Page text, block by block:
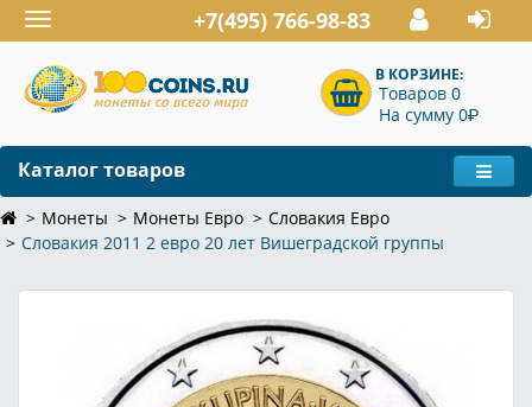
Toggle
navigation
+7(495) 766-98-83
В КОРЗИНЕ:
Товаров 0
На сумму 0P
Каталог товаров
Монеты Монеты Евро
Словакия Евро
Словакия 2011 2 евро 20 лет Вишеградской группы